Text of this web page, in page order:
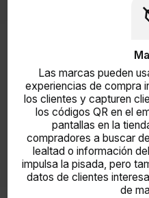
Las marcas pueden
experiencias de compra
los clientes y capturen
los códigos QR en el
pantallas en la
compradores a buscar
lealtad o información
impulsa la pisada, pero
datos de clientes
de